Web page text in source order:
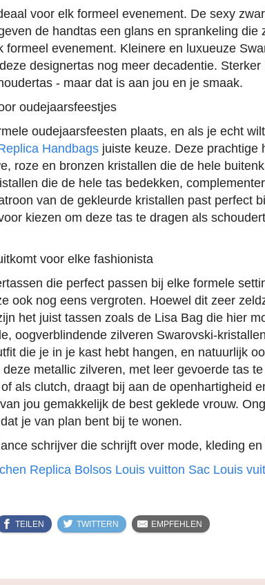
voor elk formeel evenement. De sexy
de handtas een glans en sprankeling die
formeel evenement. Kleinere en luxueuze
designertas nog meer decadentie. Sterker
- maar dat is aan jou en je smaak.
oudejaarsfeestjes
oudejaarsfeesten plaats, en als je echt
Handbags juiste keuze. Deze prachtige
roze en bronzen kristallen die de hele
die de hele tas bedekken,
van de gekleurde kristallen past perfect
kiezen om deze tas te dragen als
voor elke fashionista
die perfect passen bij elke formele
ook nog eens vergroten. Hoewel dit zeer
het juist tassen zoals de Lisa Bag die hier
oogverblindende zilveren Swarovski-
die je in je kast hebt hangen, en natuurlijk
metallic zilveren, met leer gevoerde tas
als clutch, draagt bij aan de openhartigheid
jou gemakkelijk de best geklede vrouw.
je van plan bent bij te wonen.
schrijver die schrijft over mode, kleding
Replica Bolsos Louis vuitton Sac Louis
TEILEN TWITTERN EMPFEHLEN